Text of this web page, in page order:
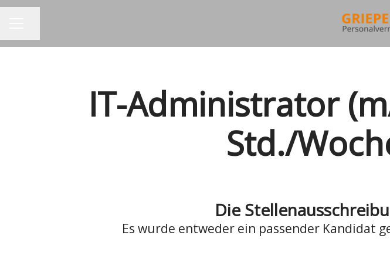
IT-Administrator
Std./
Die
Es wurde entweder ein passender Kandidat